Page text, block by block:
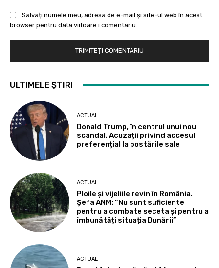
Salvați numele meu, adresa de e-mail și site-ul web în acest
browser pentru data viitoare i comentariu.
ULTIMELE ȘTIRI
ACTUAL
Donald Trump, în centrul unui nou
scandal. Acuzații privind accesul
preferențial la postările sale
ACTUAL
Ploile și vijeliile revin în România.
Șefa ANM: ”Nu sunt suficiente
pentru a combate seceta și pentru a
îmbunătăți situația Dunării”
ACTUAL